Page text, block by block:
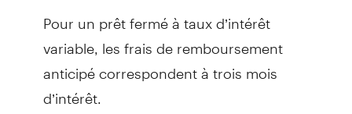
Pour un prêt fermé à taux d’intérêt
variable, les frais de remboursement
anticipé correspondent à trois mois
d’intérêt.